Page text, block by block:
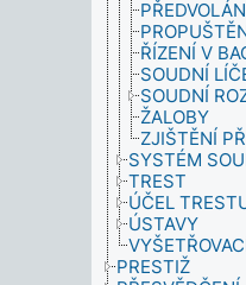
ŘÍZENÍ V
SOUDNÍ
SOUDNÍ
ŽALOBY
ZJIŠTĚNÍ
SYSTÉM
TREST
ÚČEL
ÚSTAVY
PRESTIŽ